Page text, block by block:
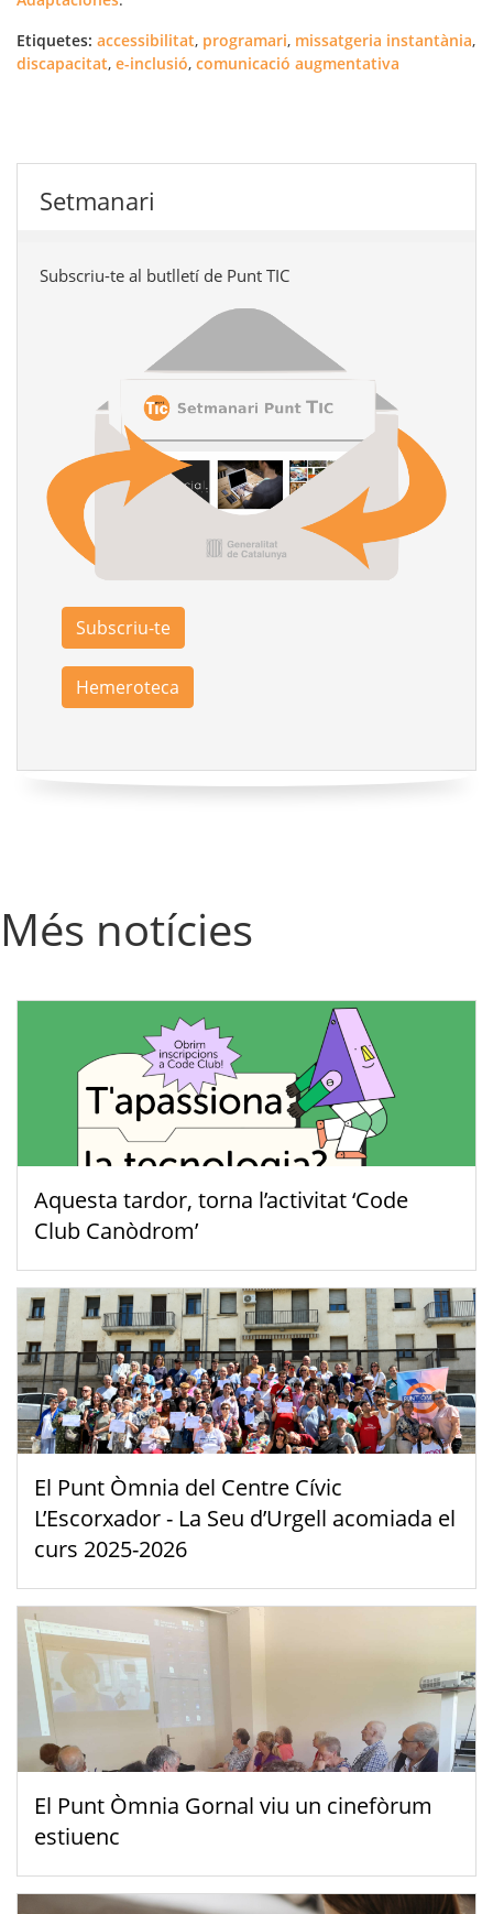
Etiquetes: accessibilitat, programari, missatgeria instantània,
discapacitat, e-inclusió, comunicació augmentativa
Setmanari
Subscriu-te al butlletí de Punt TIC
Subscriu-te
Hemeroteca
Més notícies
Aquesta tardor, torna l’activitat ‘Code
Club Canòdrom’
El Punt Òmnia del Centre Cívic
L’Escorxador - La Seu d’Urgell acomiada el
curs 2025-2026
El Punt Òmnia Gornal viu un cinefòrum
estiuenc